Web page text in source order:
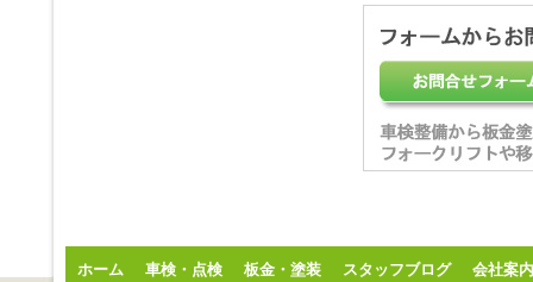
ホーム 車検・点検 板金・塗装 スタッフブログ
会社案内